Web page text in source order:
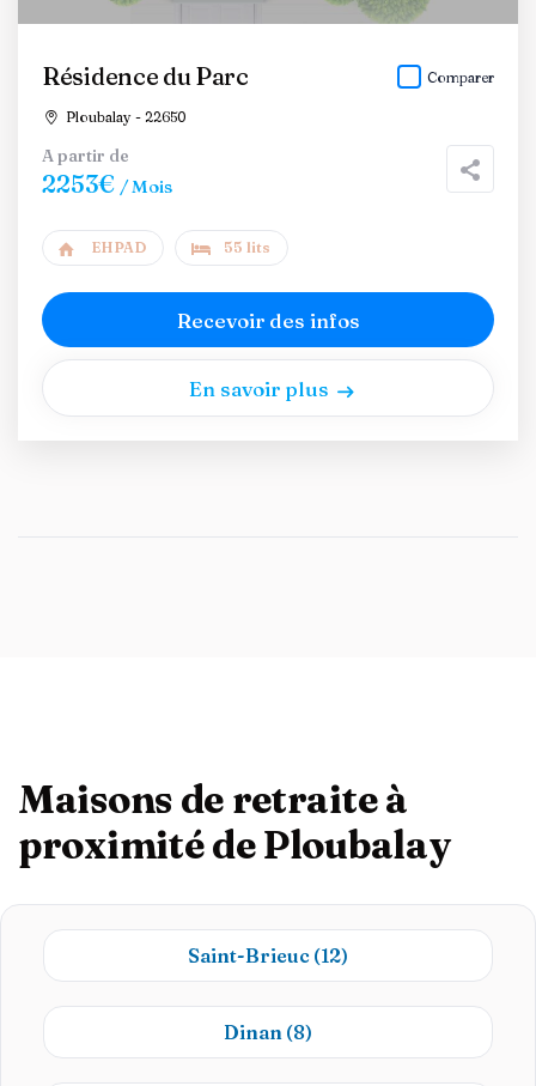
Résidence du Parc
Ploubalay - 22650
Comparer
A partir de
2253€ / Mois
EHPAD 55 lits
Recevoir des infos
En savoir plus
Maisons de retraite à
proximité de Ploubalay
Saint-Brieuc (12)
Dinan (8)